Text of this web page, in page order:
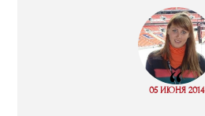
“
05 ИЮНЯ 2014
Read